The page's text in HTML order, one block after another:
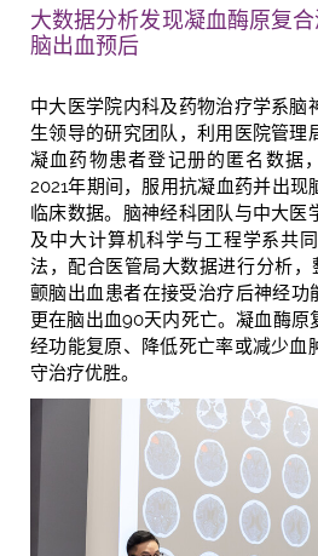
大数据分析发现凝血酶原复
脑出血预后
中大医学院内科及药物治疗学系脑
生领导的研究团队，利用医院管理
凝血药物患者登记册的匿名数据
2021年期间，服用抗凝血药并出现
临床数据。脑神经科团队与中大医
及中大计算机科学与工程学系共
法，配合医管局大数据进行分析，
颤脑出血患者在接受治疗后神经功
更在脑出血90天内死亡。凝血酶原
经功能复原、降低死亡率或减少血
守治疗优胜。